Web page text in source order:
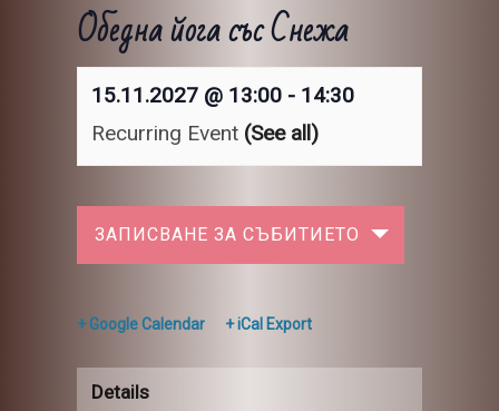
Обедна йога със Снежа
15.11.2027 @ 13:00 - 14:30
Recurring Event (See all)
ЗАПИСВАНЕ ЗА СЪБИТИЕТО
+ Google Calendar + iCal Export
Details